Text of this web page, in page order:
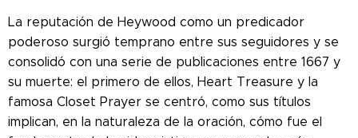
La reputación de Heywood como un predicador
poderoso surgió temprano entre sus seguidores y se
consolidó con una serie de publicaciones entre 1667 y
su muerte: el primero de ellos, Heart Treasure y la
famosa Closet Prayer se centró, como sus títulos
implican, en la naturaleza de la oración, cómo fue el